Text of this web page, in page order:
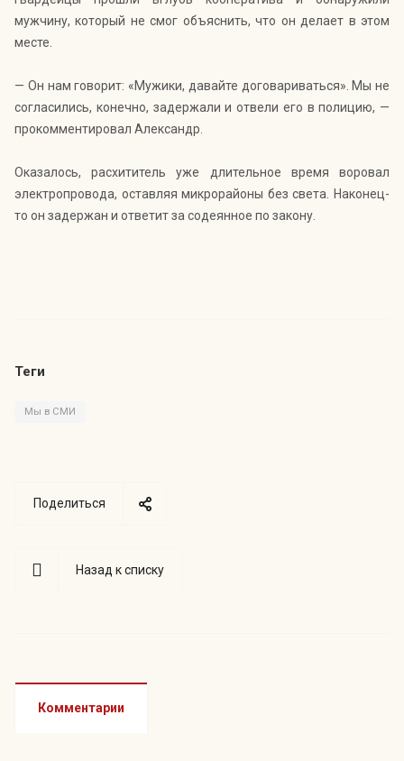
мужчину, который не смог объяснить, что он делает в этом
месте.
— Он нам говорит: «Мужики, давайте договариваться». Мы не
согласились, конечно, задержали и отвели его в полицию, —
прокомментировал Александр.
Оказалось, расхититель уже длительное время воровал
электропровода, оставляя микрорайоны без света. Наконец-
то он задержан и ответит за содеянное по закону.
Теги
Мы в СМИ
Поделиться
Назад к списку
Комментарии